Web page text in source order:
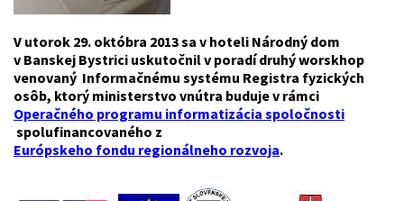
V utorok 29. októbra 2013 sa v hoteli Národný dom
v Banskej Bystrici uskutočnil v poradí druhý worskhop
venovaný Informačnému systému Registra fyzických
osôb, ktorý ministerstvo vnútra buduje v rámci
Operačného programu informatizácia spoločnosti
spolufinancovaného z
Európskeho fondu regionálneho rozvoja.